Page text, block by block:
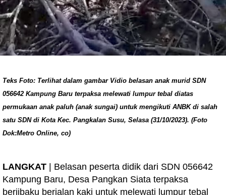
Teks Foto: Terlihat dalam gambar Vidio belasan anak murid SDN
056642 Kampung Baru terpaksa melewati lumpur tebal diatas
permukaan anak paluh (anak sungai) untuk mengikuti ANBK di salah
satu SDN di Kota Kec. Pangkalan Susu, Selasa (31/10/2023). (Foto
Dok:Metro Online, co)
LANGKAT | Belasan peserta didik dari SDN 056642
Kampung Baru, Desa Pangkan Siata terpaksa
berjibaku berjalan kaki untuk melewati lumpur tebal